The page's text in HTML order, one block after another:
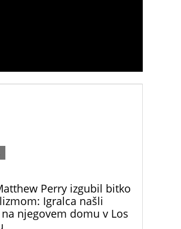
Perry izgubil bitko
Igralca našli
njegovem domu v Los